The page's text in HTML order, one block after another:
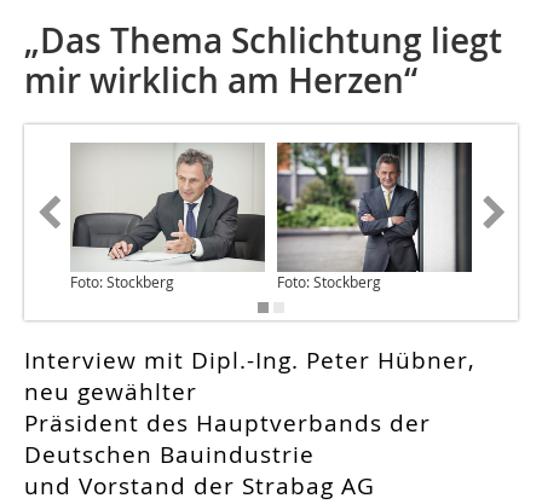
„Das Thema Schlichtung liegt
mir wirklich am Herzen“
Foto: Stockberg Foto: Stockberg
Interview mit Dipl.-Ing. Peter Hübner,
neu gewählter
Präsident des Hauptverbands der
Deutschen Bauindustrie
und Vorstand der Strabag AG